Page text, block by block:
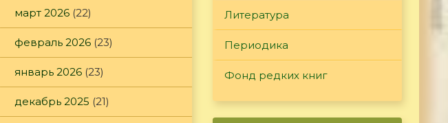
март 2026 (22)
февраль 2026 (23)
январь 2026 (23)
декабрь 2025 (21)
Литература
Периодика
Фонд редких книг